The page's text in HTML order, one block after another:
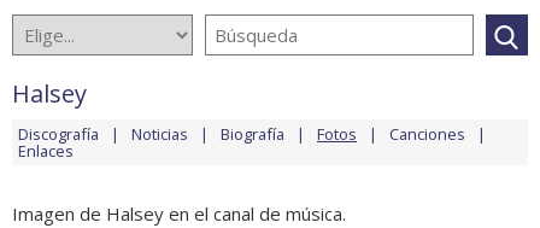
Halsey
Discografía Noticias Biografía Fotos Canciones
Enlaces
Imagen de Halsey en el canal de música.